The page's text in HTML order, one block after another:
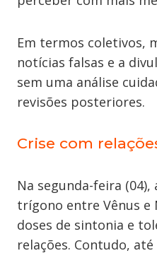
Em termos coletivos,
notícias falsas e a
sem uma análise
revisões posteriores.
Crise com
Na segunda-feira
trígono entre Vênus e
doses de sintonia e
relações. Contudo,